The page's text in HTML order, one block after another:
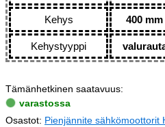
Kehys 400 mm
Kehystyyppi
Tämänhetkinen saatavuus:
varastossa
Osastot: Pienjännite sähkömoottorit